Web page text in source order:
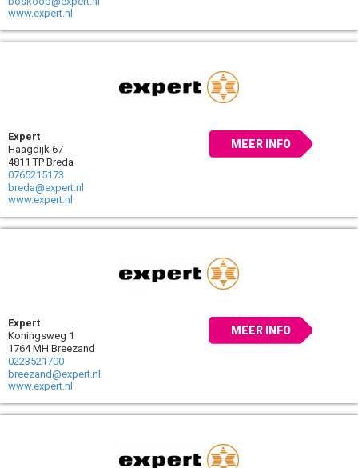
www.expert.nl
Expert
Haagdijk 67
4811 TP Breda
0765215173
breda@expert.nl
www.expert.nl
MEER INFO
Expert
Koningsweg 1
1764 MH Breezand
0223521700
breezand@expert.nl
www.expert.nl
MEER INFO